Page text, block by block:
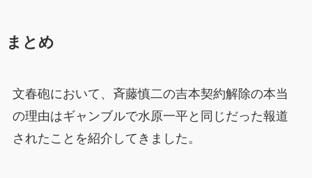
まとめ
文春砲において、斉藤慎二の吉本契約解除の本当
の理由はギャンブルで水原一平と同じだった報道
されたことを紹介してきました。